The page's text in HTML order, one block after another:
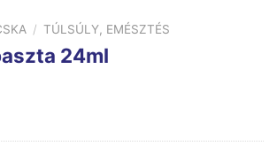
/ TÚLSÚLY, EMÉSZTÉS
24ml